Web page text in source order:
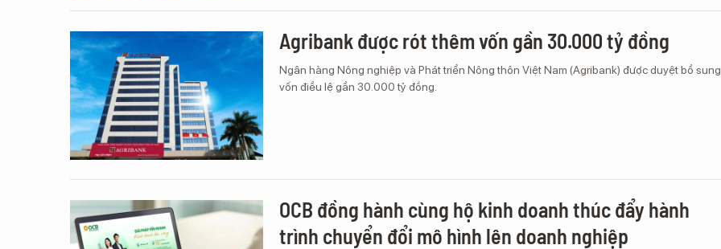
Agribank được rót thêm vốn gần 30.000 tỷ đồng
Ngân hàng Nông nghiệp và Phát triển Nông thôn Việt Nam (Agribank) được duyệt bổ sung
vốn điều lệ gần 30.000 tỷ đồng.
OCB đồng hành cùng hộ kinh doanh thúc đẩy hành
trình chuyển đổi mô hình lên doanh nghiệp